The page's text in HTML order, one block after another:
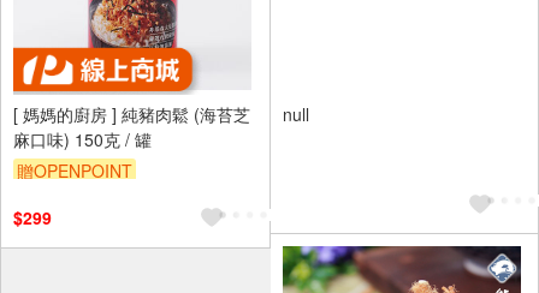
[ 媽媽的廚房 ] 純豬肉鬆 (海苔芝
麻口味) 150克 / 罐
贈OPENPOINT
$299
null